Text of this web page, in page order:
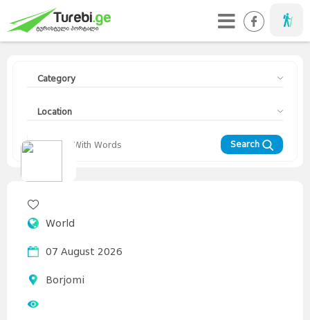
Taveller
Category
Travellers
Diary
Curorts
Europe
Georgia
Location
Search
World
07 August 2026
Borjomi